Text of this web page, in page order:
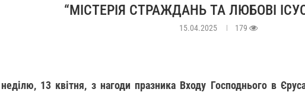
“МІСТЕРІЯ СТРАЖДАНЬ ТА ЛЮБОВІ
15.04.2025 179
13 квітня, з нагоди празника Входу Господнього в